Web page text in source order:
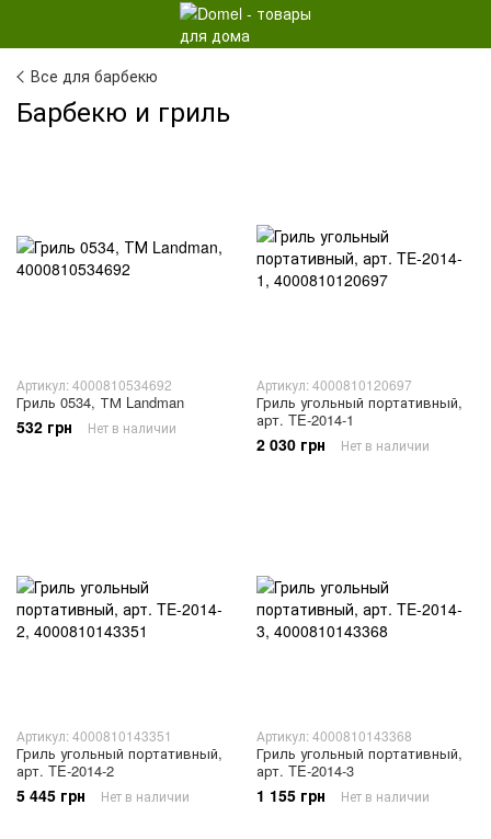
Все для барбекю
Барбекю и гриль
Артикул: 4000810534692
Гриль 0534, ТМ Landman
532 грн Нет в наличии
Артикул: 4000810120697
Гриль угольный портативный,
арт. TE-2014-1
2 030 грн Нет в наличии
Артикул: 4000810143351
Гриль угольный портативный,
арт. TE-2014-2
5 445 грн Нет в наличии
Артикул: 4000810143368
Гриль угольный портативный,
арт. TE-2014-3
1 155 грн Нет в наличии